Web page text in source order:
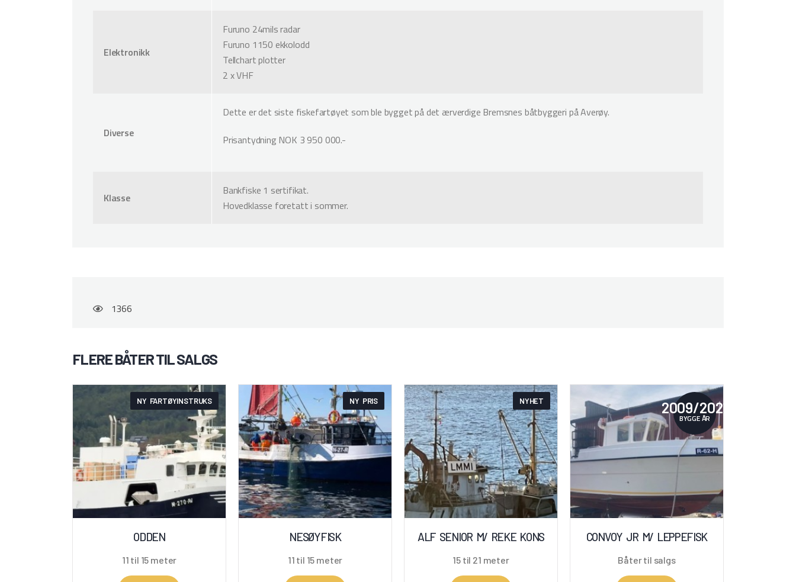
Elektronikk
Furuno 24mils radar
Furuno 1150 ekkolodd
Tellchart plotter
2 x VHF
Diverse
Dette er det siste fiskefartøyet som ble bygget på det ærverdige Bremsnes båtbyggeri på Averøy.
Prisantydning NOK 3 950 000.-
Klasse
Bankfiske 1 sertifikat.
Hovedklasse foretatt i sommer.
1366
FLERE BÅTER TIL SALGS
NY FARTØYINSTRUKS
ODDEN
11 til 15 meter
NY PRIS
NESØYFISK
11 til 15 meter
NYHET
ALF SENIOR M/ REKE KONS
15 til 21 meter
2009/2021
BYGGE ÅR
CONVOY JR M/ LEPPEFISK
Båter til salgs